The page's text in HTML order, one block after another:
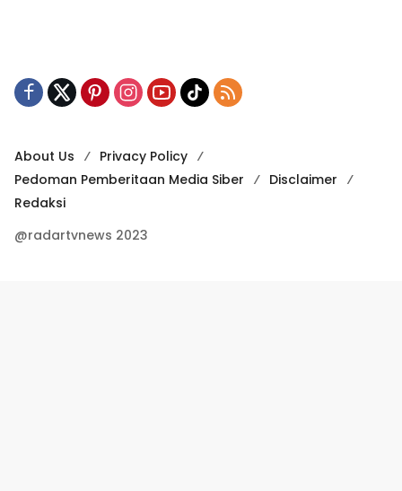
About Us
Privacy Policy
Pedoman Pemberitaan Media Siber
Disclaimer
Redaksi
@radartvnews 2023